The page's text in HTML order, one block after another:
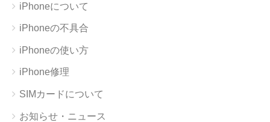
iPhoneについて
iPhoneの不具合
iPhoneの使い方
iPhone修理
SIMカードについて
お知らせ・ニュース